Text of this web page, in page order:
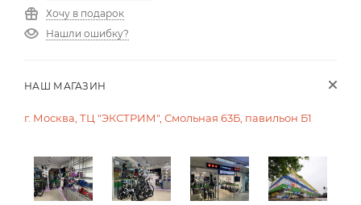
Хочу в подарок
Нашли ошибку?
НАШ МАГАЗИН
г. Москва, ТЦ "ЭКСТРИМ", Смольная 63Б, павильон Б1